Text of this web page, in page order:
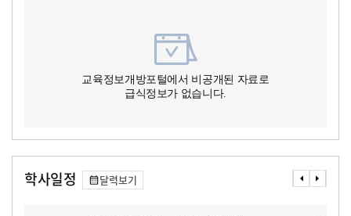
교육정보개방포털에서 비공개된 자료로
급식정보가 없습니다.
학사일정 달력보기